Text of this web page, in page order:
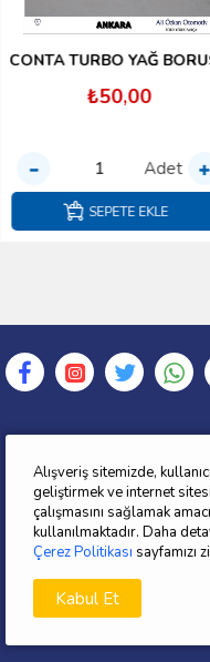
CONTA TURBO YAĞ
₺50,00
Adet
SEPETE EKLE
2012 yılında kurulan
OTOMOTİV E-TİCARET
gün geçtikçe büyüyen
devam
Kaliteden ödün
müşterilerine en iyi
Alışveriş sitemizde,
geliştirmek ve internet
çalışmasını sağlamak
kullanılmaktadır. Daha
Çerez Politikası sayfamızı
Kabul Et